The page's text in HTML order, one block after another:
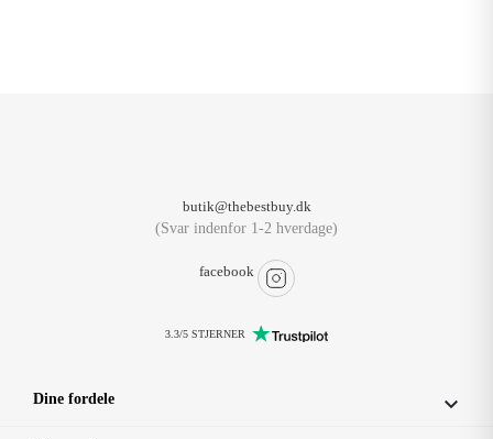
butik@thebestbuy.dk
(Svar indenfor 1-2 hverdage)
facebook
3.3/5 STJERNER
Dine fordele 